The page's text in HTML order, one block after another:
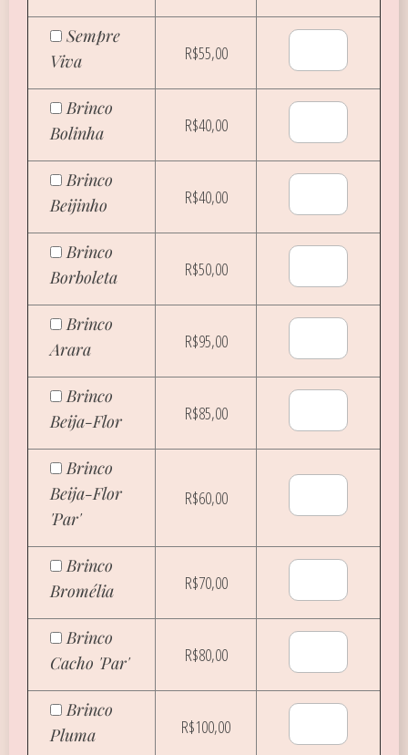
Sempre
Viva
R$55,00
Brinco
Bolinha
R$40,00
Brinco
Beijinho
R$40,00
Brinco
Borboleta
R$50,00
Brinco
Arara
R$95,00
Brinco
Beija-Flor
R$85,00
Brinco
Beija-Flor
'Par'
R$60,00
Brinco
Bromélia
R$70,00
Brinco
Cacho 'Par'
R$80,00
Brinco
Pluma
R$100,00